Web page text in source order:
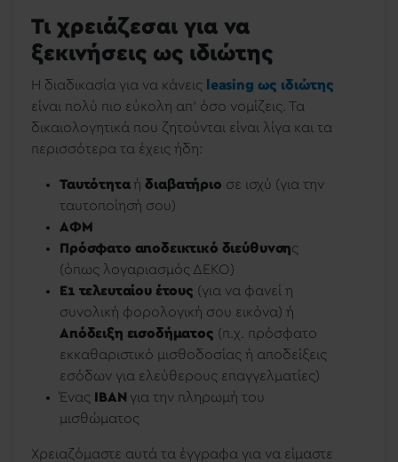
Τι χρειάζεσαι για να
ξεκινήσεις ως ιδιώτης
Η διαδικασία για να κάνεις leasing ως ιδιώτης
είναι πολύ πιο εύκολη απ’ όσο νομίζεις. Τα
δικαιολογητικά που ζητούνται είναι λίγα και τα
περισσότερα τα έχεις ήδη:
Ταυτότηταήδιαβατήριο σε ισχύ (για την
ταυτοποίησή σου)
ΑΦΜ
Πρόσφατο αποδεικτικό διεύθυνσης
(όπως λογαριασμός ΔΕΚΟ)
Ε1 τελευταίου έτους (για να φανεί η
συνολική φορολογική σου εικόνα) ή
Απόδειξη εισοδήματος (π.χ. πρόσφατο
εκκαθαριστικό μισθοδοσίας ή αποδείξεις
εσόδων για ελεύθερους επαγγελματίες)
Ένας ΙΒΑΝ για την πληρωμή του
μισθώματος
Χρειαζόμαστε αυτά τα έγγραφα για να είμαστε